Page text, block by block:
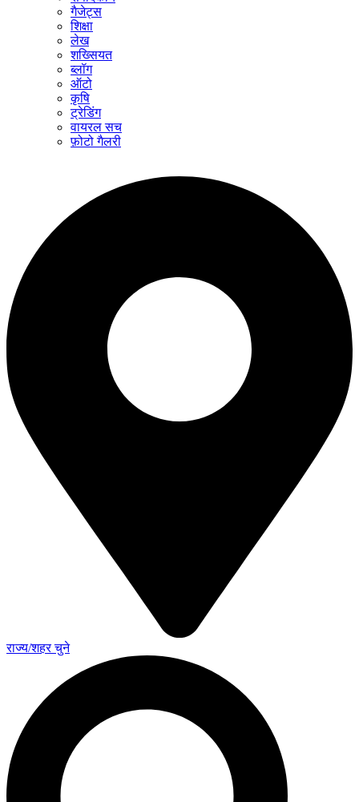
गैजेट्स
शिक्षा
लेख
शख्सियत
ब्लॉग
ऑटो
कृषि
ट्रेडिंग
वायरल सच
फ़ोटो गैलरी
राज्य/शहर चुने